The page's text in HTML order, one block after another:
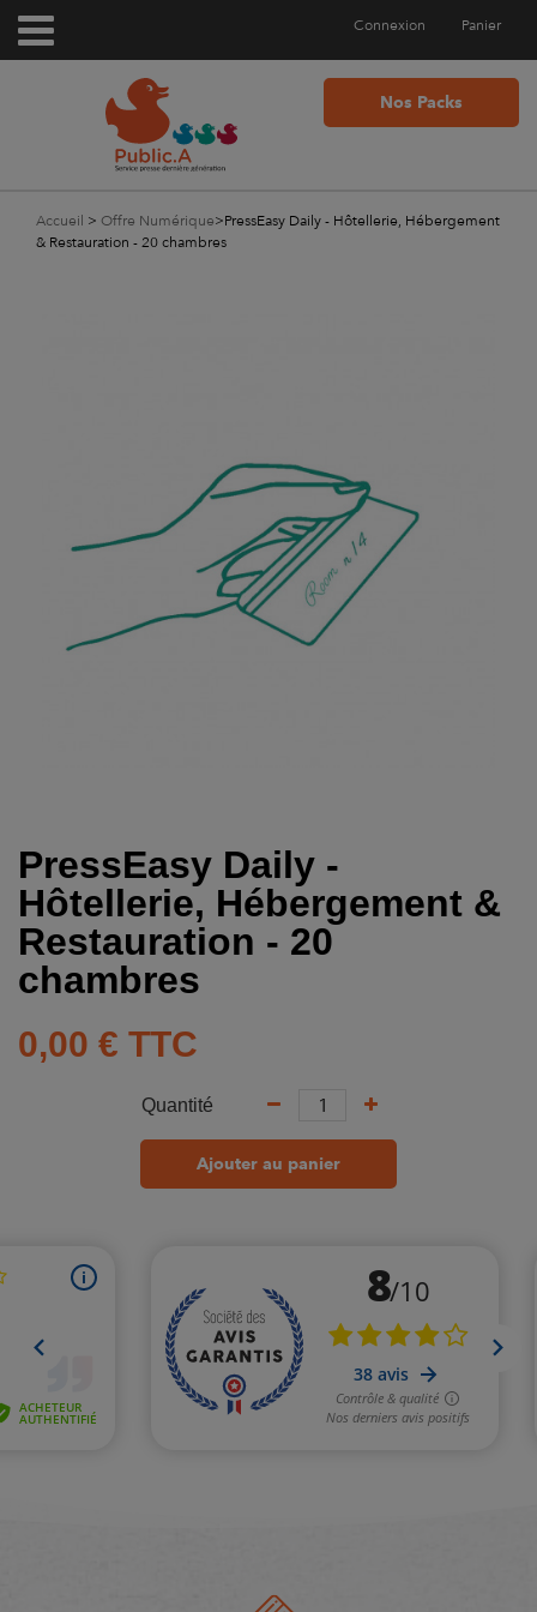
Panier
Connexion
Nos Packs
Accueil > Offre Numérique>PressEasy Daily - Hôtellerie, Hébergement
& Restauration - 20 chambres
PressEasy Daily -
Hôtellerie, Hébergement &
Restauration - 20
chambres
0,00 € TTC
Quantité
Ajouter au panier